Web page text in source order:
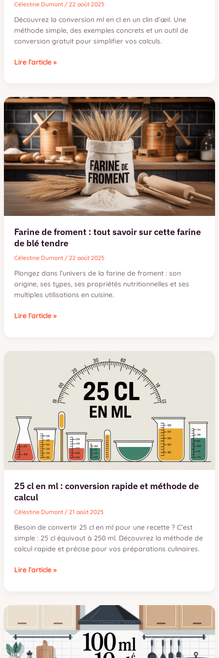
Célestine Dumont / 22 août 2025
Découvrez la conversion ml en cl en un clin d’œil. Une
méthode simple, des exemples concrets et un outil de
conversion gratuit pour simplifier vos calculs.
Conversion
:
guide
complet
et
convertisseur
gratuit
Lire l’article »
Farine de froment : tout savoir sur cette farine
de blé tendre
Célestine Dumont / 22 août 2025
Plongez dans l’univers de la farine de froment : son
origine, ses types, ses propriétés nutritionnelles et ses
multiples utilisations en cuisine.
Farine
blé
tendre
Lire l’article »
25 cl en ml : conversion rapide et méthode de
calcul
Célestine Dumont / 21 août 2025
Besoin de convertir 25 cl en ml pour une recette ? C’est
simple : 25 cl équivaut à 250 ml. Découvrez la méthode de
calcul rapide et précise pour vos préparations culinaires.
25
conversion
rapide
et
méthode
Lire l’article »